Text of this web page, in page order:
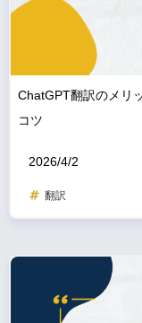
ChatGPT翻訳のメリ
コツ
2026/4/2
翻訳